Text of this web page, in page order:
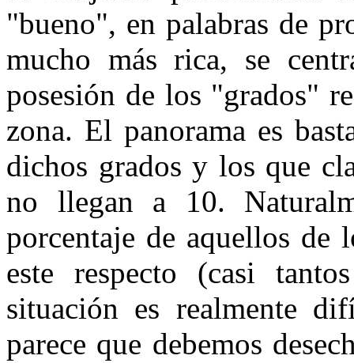
"bueno", en palabras de
mucho más rica, se
posesión de los "grados"
zona. El panorama es
dichos grados y los que
no llegan a 10.
porcentaje de aquellos de
este respecto (casi
situación es realmente
parece que debemos